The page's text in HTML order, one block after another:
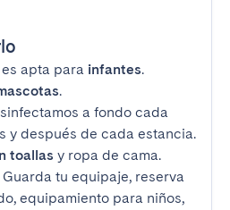
apta para infantes.
.
a fondo cada
y después de cada estancia.
toallas y ropa de cama.
Guarda tu equipaje, reserva
equipamiento para niños,